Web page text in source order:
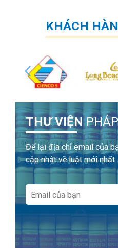
KHÁCH
THƯ VIỆN
Để lại địa chỉ email của
cập nhật về luật mới nhất